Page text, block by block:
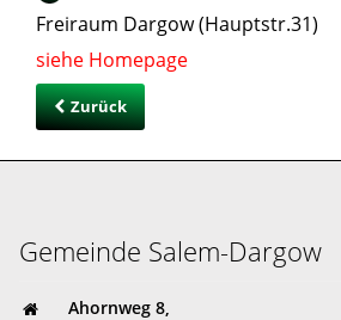
Freiraum Dargow (Hauptstr.31)
siehe Homepage
Zurück
Gemeinde Salem-Dargow
Ahornweg 8,